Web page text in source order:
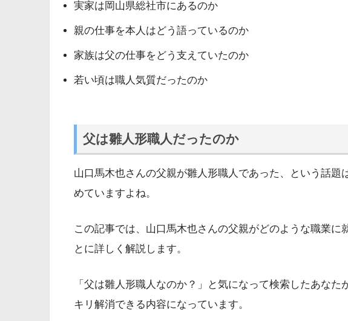
実家は岡山県総社市にあるのか
親の仕事を本人はどう語っているのか
家族は父の仕事をどう支えていたのか
若い頃は職人気質だったのか
父は雛人形職人だったのか
山口馬木也さんの父親が雛人形職人であった、という話題
めていますよね。
この記事では、山口馬木也さんの父親がどのような職業に
とに詳しく解説します。
「父は雛人形職人なのか？」と気になって検索したあなた
キリ解消できる内容になっています。